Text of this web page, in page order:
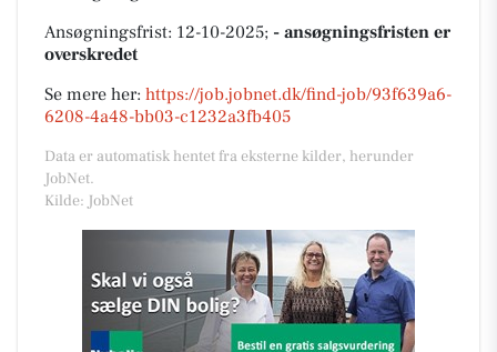
Ansøgningsfrist: 12-10-2025; - ansøgningsfristen er
overskredet
Se mere her: https://job.jobnet.dk/find-job/93f639a6-
6208-4a48-bb03-c1232a3fb405
Data er automatisk hentet fra eksterne kilder, herunder
JobNet.
Kilde: JobNet